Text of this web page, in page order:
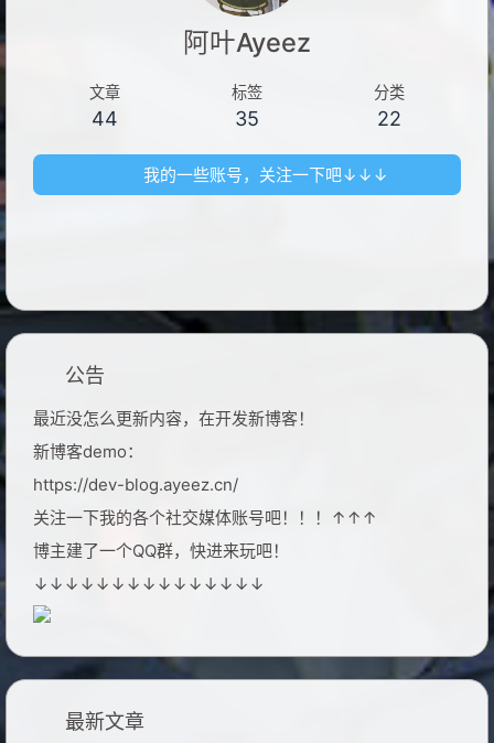
阿叶Ayeez
文章
44
标签
35
分类
22
我的一些账号，关注一下吧↓↓↓
公告
最近没怎么更新内容，在开发新博客！
新博客demo：
https://dev-blog.ayeez.cn/
关注一下我的各个社交媒体账号吧！！！↑↑↑
博主建了一个QQ群，快进来玩吧！
↓↓↓↓↓↓↓↓↓↓↓↓↓↓↓
最新文章